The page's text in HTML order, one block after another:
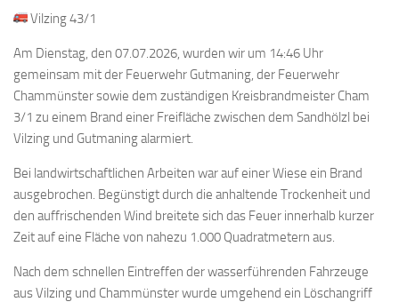
Vilzing 43/1
Am Dienstag, den 07.07.2026, wurden wir um 14:46 Uhr
gemeinsam mit der Feuerwehr Gutmaning, der Feuerwehr
Chammünster sowie dem zuständigen Kreisbrandmeister Cham
3/1 zu einem Brand einer Freifläche zwischen dem Sandhölzl bei
Vilzing und Gutmaning alarmiert.
Bei landwirtschaftlichen Arbeiten war auf einer Wiese ein Brand
ausgebrochen. Begünstigt durch die anhaltende Trockenheit und
den auffrischenden Wind breitete sich das Feuer innerhalb kurzer
Zeit auf eine Fläche von nahezu 1.000 Quadratmetern aus.
Nach dem schnellen Eintreffen der wasserführenden Fahrzeuge
aus Vilzing und Chammünster wurde umgehend ein Löschangriff